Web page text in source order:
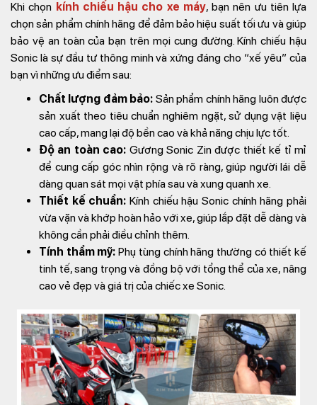
Khi chọn kính chiếu hậu cho xe máy, bạn nên ưu tiên lựa
chọn sản phẩm chính hãng để đảm bảo hiệu suất tối ưu và giúp
bảo vệ an toàn của bạn trên mọi cung đường. Kính chiếu hậu
Sonic là sự đầu tư thông minh và xứng đáng cho “xế yêu” của
bạn vì những ưu điểm sau:
Chất lượng đảm bảo: Sản phẩm chính hãng luôn được
sản xuất theo tiêu chuẩn nghiêm ngặt, sử dụng vật liệu
cao cấp, mang lại độ bền cao và khả năng chịu lực tốt.
Độ an toàn cao: Gương Sonic Zin được thiết kế tỉ mỉ
để cung cấp góc nhìn rộng và rõ ràng, giúp người lái dễ
dàng quan sát mọi vật phía sau và xung quanh xe.
Thiết kế chuẩn: Kính chiếu hậu Sonic chính hãng phải
vừa vặn và khớp hoàn hảo với xe, giúp lắp đặt dễ dàng và
không cần phải điều chỉnh thêm.
Tính thẩm mỹ: Phụ tùng chính hãng thường có thiết kế
tinh tế, sang trọng và đồng bộ với tổng thể của xe, nâng
cao vẻ đẹp và giá trị của chiếc xe Sonic.